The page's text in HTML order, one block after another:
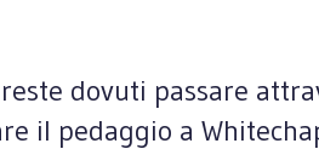
dovuti passare
il pedaggio a